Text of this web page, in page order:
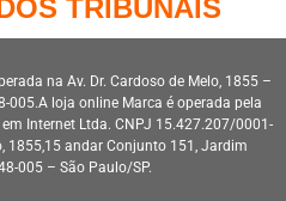
TRIBUNAIS
na Av. Dr. Cardoso de Melo, 1855 –
005.A loja online Marca é operada pela
Internet Ltda. CNPJ 15.427.207/0001-
1855,15 andar Conjunto 151, Jardim
005 – São Paulo/SP.